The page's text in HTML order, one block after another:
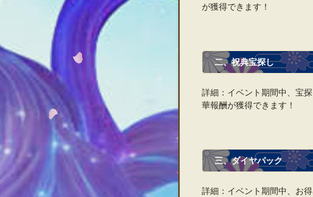
が獲得できます！
二、祝典宝探し
詳細：イベント期間中、宝
華報酬が獲得できます！
三、ダイヤパック
詳細：イベント期間中、お